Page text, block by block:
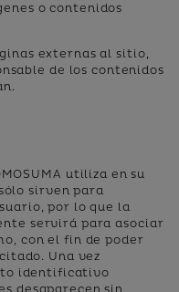
o contenidos
externas al sitio,
de los contenidos
utiliza en su
sirven para
por lo que la
servirá para asociar
con el fin de poder
Una vez
identificativo